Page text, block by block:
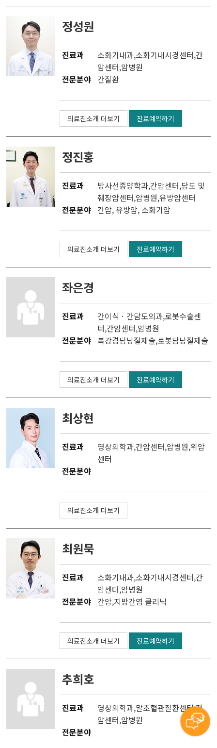
정성원
진료과 소화기내과,소화기내시경센터,간
암센터,암병원
전문분야 간질환
의료진소개 더보기 진료예약하기
정진홍
진료과 방사선종양학과,간암센터,담도 및
췌장암센터,암병원,유방암센터
전문분야 간암, 유방암, 소화기암
의료진소개 더보기 진료예약하기
좌은경
진료과 간이식ㆍ간담도외과,로봇수술센
터,간암센터,암병원
전문분야 복강경담낭절제술,로봇담낭절제술
의료진소개 더보기 진료예약하기
최상현
진료과 영상의학과,간암센터,암병원,위암
센터
전문분야
의료진소개 더보기
최원묵
진료과 소화기내과,소화기내시경센터,간
암센터,암병원
전문분야 간암,지방간염 클리닉
의료진소개 더보기 진료예약하기
추희호
진료과 영상의학과,말초혈관질환센터,간
암센터,암병원
전문분야